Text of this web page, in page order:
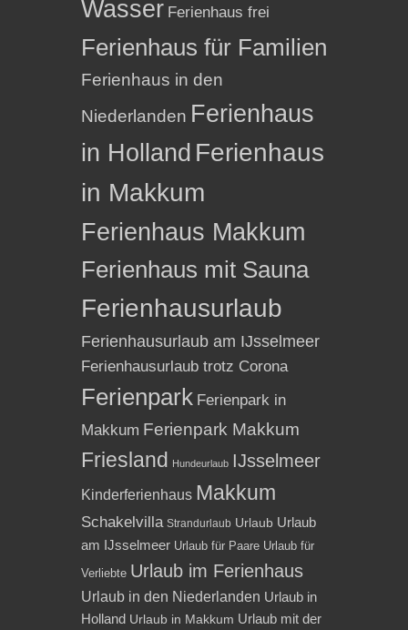
Wasser Ferienhaus frei
Ferienhaus für Familien
Ferienhaus in den
Niederlanden Ferienhaus
in Holland Ferienhaus
in Makkum
Ferienhaus Makkum
Ferienhaus mit Sauna
Ferienhausurlaub
Ferienhausurlaub am IJsselmeer
Ferienhausurlaub trotz Corona
Ferienpark Ferienpark in
Makkum Ferienpark Makkum
Friesland Hundeurlaub IJsselmeer
Kinderferienhaus Makkum
Schakelvilla Strandurlaub Urlaub Urlaub
am IJsselmeer Urlaub für Paare Urlaub für
Verliebte Urlaub im Ferienhaus
Urlaub in den Niederlanden Urlaub in
Holland Urlaub in Makkum Urlaub mit der